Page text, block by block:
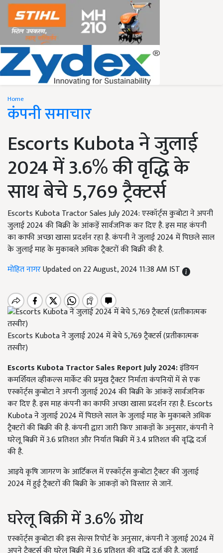
Home
कंपनी समाचार
Escorts Kubota ने जुलाई
2024 में 3.6% की वृद्धि के
साथ बेचे 5,769 ट्रैक्टर्स
Escorts Kubota Tractor Sales July 2024: एस्कॉर्ट्स कुबोटा ने अपनी
जुलाई 2024 की बिक्री के आंकड़ें सार्वजनिक कर दिए है. इस माह कंपनी
का काफी अच्छा खासा प्रदर्शन रहा है. कंपनी ने जुलाई 2024 में पिछले साल
के जुलाई माह के मुकाबले अधिक ट्रैक्टरों की बिक्री की है.
मोहित नागरUpdated on 22 August, 2024 11:38 AM IST
Escorts Kubota ने जुलाई 2024 में बेचे 5,769 ट्रैक्टर्स (प्रतीकात्मक
तस्वीर)
Escorts Kubota Tractor Sales Report July 2024:इंडियन
कमर्शियल व्हीकल्स मार्केट की प्रमुख ट्रैक्टर निर्माता कंपनियों में से एक
एस्कॉर्ट्स कुबोटा ने अपनी जुलाई 2024 की बिक्री के आंकड़ें सार्वजनिक
कर दिए है. इस माह कंपनी का काफी अच्छा खासा प्रदर्शन रहा है. Escorts
Kubota ने जुलाई 2024 में पिछले साल के जुलाई माह के मुकाबले अधिक
ट्रैक्टरों की बिक्री की है. कंपनी द्वारा जारी किए आकड़ों के अनुसार, कंपनी ने
घरेलू बिक्री में 3.6 प्रतिशत और निर्यात बिक्री में 3.4 प्रतिशत की वृद्धि दर्ज
की है.
आइये कृषि जागरण के आर्टिकल में एस्कॉर्ट्स कुबोटा ट्रैक्टर की जुलाई
2024 में हुई ट्रैक्टरों की बिक्री के आकड़ों को विस्तार से जानें.
घरेलू बिक्री में 3.6% ग्रोथ
एस्कॉर्ट्स कुबोटा की इस सेल्स रिपोर्ट के अनुसार, कंपनी ने जुलाई 2024 में